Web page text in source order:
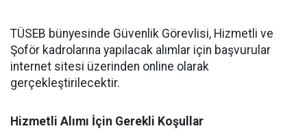
TÜSEB bünyesinde Güvenlik Görevlisi, Hizmetli ve
Şoför kadrolarına yapılacak alımlar için başvurular
internet sitesi üzerinden online olarak
gerçekleştirilecektir.
Hizmetli Alımı İçin Gerekli Koşullar